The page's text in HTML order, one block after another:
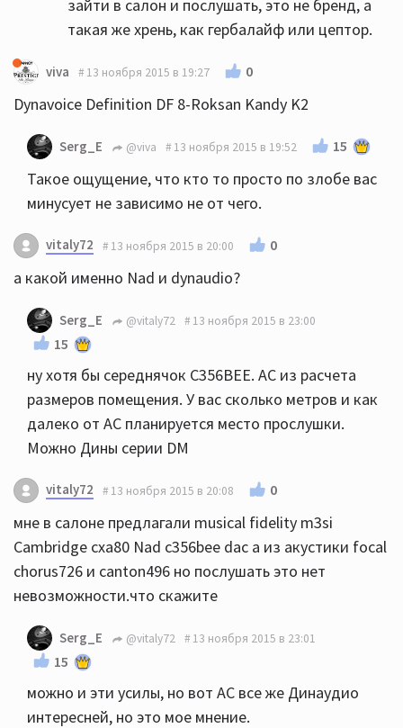
зайти в салон и послушать, это не бренд, а
такая же хрень, как гербалайф или цептор.
viva 13 ноября 2015 в 19:27 0
Dynavoice Definition DF 8-Roksan Kandy K2
Serg_E @viva 13 ноября 2015 в 19:52 15
Такое ощущение, что кто то просто по злобе вас
минусует не зависимо не от чего.
vitaly72 13 ноября 2015 в 20:00 0
а какой именно Nad и dynaudio?
Serg_E @vitaly72 13 ноября 2015 в 23:00
15
ну хотя бы середнячок С356ВЕЕ. АС из расчета
размеров помещения. У вас сколько метров и как
далеко от АС планируется место прослушки.
Можно Дины серии DM
vitaly72 13 ноября 2015 в 20:08 0
мне в салоне предлагали musical fidelity m3si
Cambridge cxa80 Nad c356bee dac а из акустики focal
chorus726 и canton496 но послушать это нет
невозможности.что скажите
Serg_E @vitaly72 13 ноября 2015 в 23:01
15
можно и эти усилы, но вот АС все же Динаудио
интересней, но это мое мнение.